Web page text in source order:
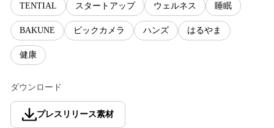
TENTIAL スタートアップ ウェルネス 睡眠
BAKUNE ビックカメラ ハンズ はるやま
健康
ダウンロード
プレスリリース素材